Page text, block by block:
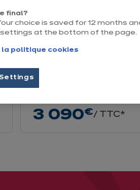
3 090€/ TTC*
final?
choice is saved for 12 months
at the bottom of the page.
la politique cookies